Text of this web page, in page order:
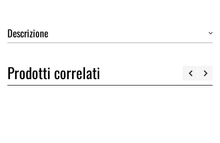
Descrizione
Prodotti correlati